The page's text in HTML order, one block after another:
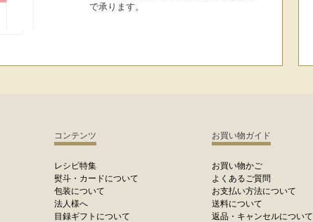
で承ります。
コンテンツ
レシピ特集
熨斗・カードについて
包装について
法人様へ
目録ギフトについて
お買い物ガイド
お買い物かご
よくあるご質問
お支払い方法について
送料について
返品・キャンセルについて